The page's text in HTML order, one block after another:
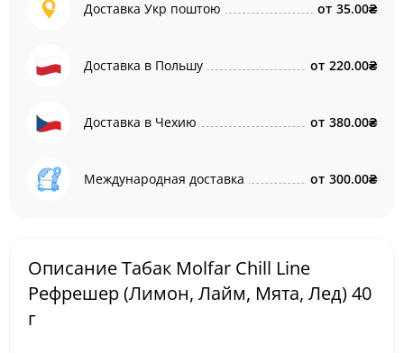
Доставка Укр поштою от 35.00₴
Доставка в Польшу от 220.00₴
Доставка в Чехию от 380.00₴
Международная доставка от 300.00₴
Описание Табак Molfar Chill Line
Рефрешер (Лимон, Лайм, Мята, Лед) 40
г